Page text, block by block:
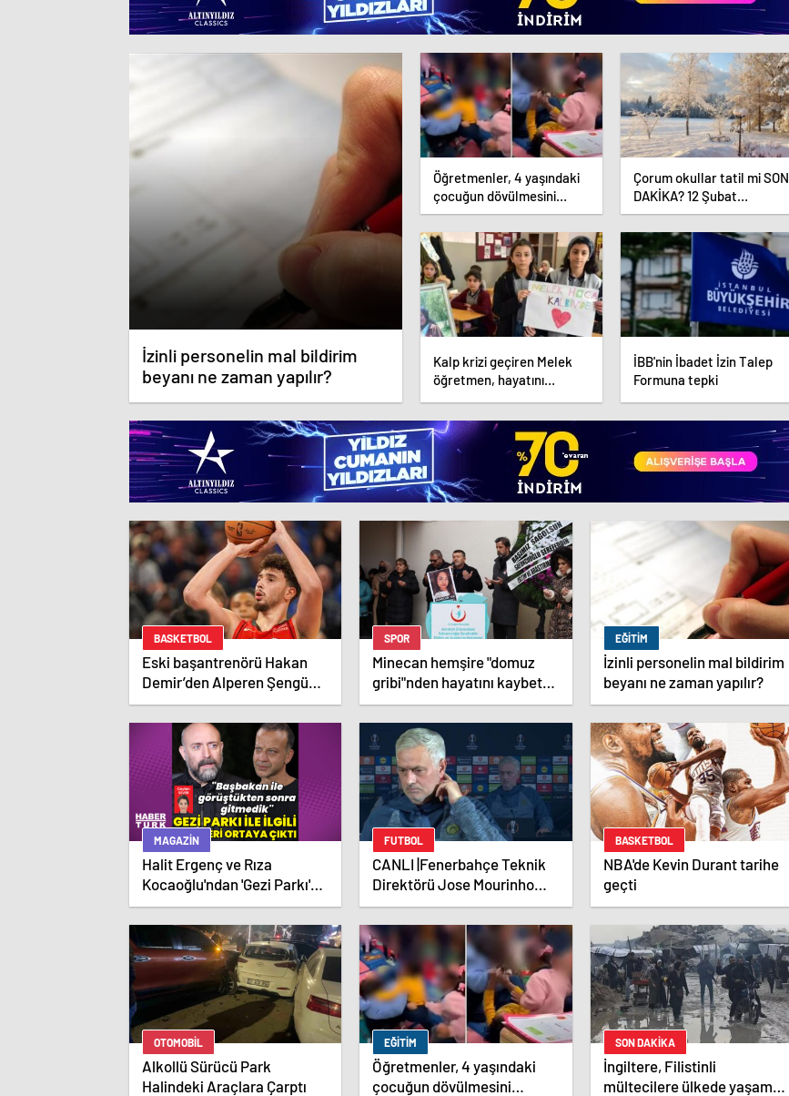
İzinli personelin mal bildirim
beyanı ne zaman yapılır?
Öğretmenler, 4 yaşındaki
çocuğun dövülmesini
gülerek izledi
Çorum okullar tatil mi SON
DAKİKA? 12 Şubat
Çarşamba Çorum’da okul
yok mu (Çorum Valiliği
Açıklaması – KAR TATİLİ)?
Kalp krizi geçiren Melek
öğretmen, hayatını
İBB'nin İbadet İzin Talep
Formuna tepki
BASKETBOL
Eski başantrenörü Hakan
Demir’den Alperen Şengün’e
övgü
SPOR
Minecan hemşire "domuz
gribi"nden hayatını kaybetti
– Haberler | Sağlık Haberleri
EĞITIM
İzinli personelin mal bildirim
beyanı ne zaman yapılır?
MAGAZIN
Halit Ergenç ve Rıza
Kocaoğlu'ndan 'Gezi Parkı'
ifadesi – Magazin haberleri
FUTBOL
CANLI |Fenerbahçe Teknik
Direktörü Jose Mourinho
basın toplantısı düzenliyor
BASKETBOL
NBA'de Kevin Durant tarihe
geçti
OTOMOBIL
Alkollü Sürücü Park
Halindeki Araçlara Çarptı
EĞITIM
Öğretmenler, 4 yaşındaki
çocuğun dövülmesini
SON DAKİKA
İngiltere, Filistinli
mültecilere ülkede yaşama